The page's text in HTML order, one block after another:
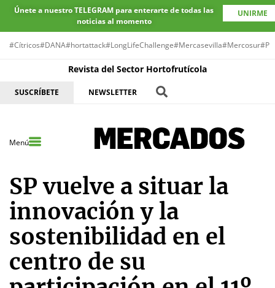
Únete a nuestro TELEGRAM para enterarte de todas las
noticias al momento
UNIRME
#Cítricos#DANA#hortattack#LongLifeChallenge#Mercasevilla#Mercosur
Revista del Sector Hortofrutícola
SUSCRÍBETE NEWSLETTER
Menú
SP vuelve a situar la
innovación y la
sostenibilidad en el
centro de su